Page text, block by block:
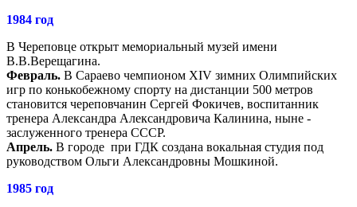
1984 год
В Череповце открыт мемориальный музей имени
В.В.Верещагина.
Февраль. В Сараево чемпионом XIV зимних Олимпийских
игр по конькобежному спорту на дистанции 500 метров
становится череповчанин Сергей Фокичев, воспитанник
тренера Александра Александровича Калинина, ныне -
заслуженного тренера СССР.
Апрель. В городе при ГДК создана вокальная студия под
руководством Ольги Александровны Мошкиной.
1985 год